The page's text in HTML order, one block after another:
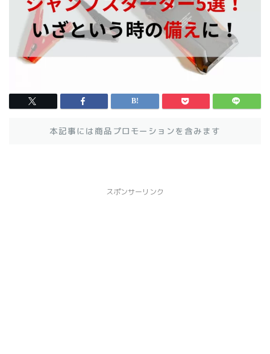
本記事には商品プロモーションを含みます
スポンサーリンク